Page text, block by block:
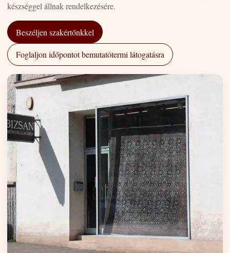
készséggel állnak rendelkezésére.
Beszéljen szakértőnkkel
Foglaljon időpontot bemutatótermi látogatásra